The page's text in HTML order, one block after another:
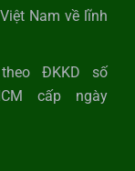
Nam về lĩnh
ĐKKD số
cấp ngày